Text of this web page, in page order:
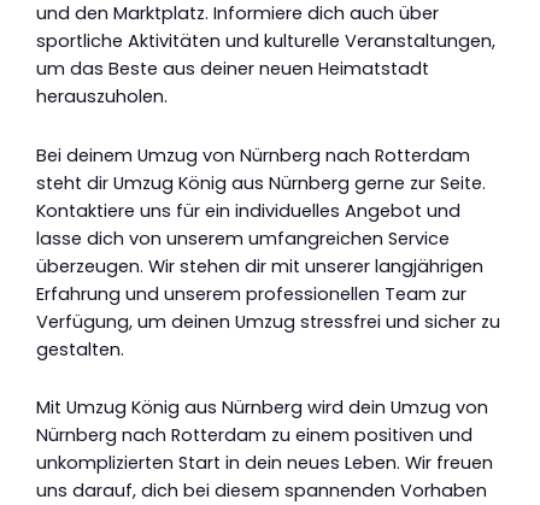
und den Marktplatz. Informiere dich auch über
sportliche Aktivitäten und kulturelle Veranstaltungen,
um das Beste aus deiner neuen Heimatstadt
herauszuholen.
Bei deinem Umzug von Nürnberg nach Rotterdam
steht dir Umzug König aus Nürnberg gerne zur Seite.
Kontaktiere uns für ein individuelles Angebot und
lasse dich von unserem umfangreichen Service
überzeugen. Wir stehen dir mit unserer langjährigen
Erfahrung und unserem professionellen Team zur
Verfügung, um deinen Umzug stressfrei und sicher zu
gestalten.
Mit Umzug König aus Nürnberg wird dein Umzug von
Nürnberg nach Rotterdam zu einem positiven und
unkomplizierten Start in dein neues Leben. Wir freuen
uns darauf, dich bei diesem spannenden Vorhaben